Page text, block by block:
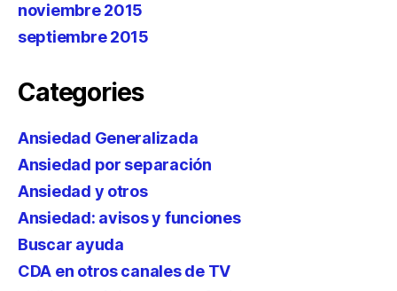
noviembre 2015
septiembre 2015
Categories
Ansiedad Generalizada
Ansiedad por separación
Ansiedad y otros
Ansiedad: avisos y funciones
Buscar ayuda
CDA en otros canales de TV